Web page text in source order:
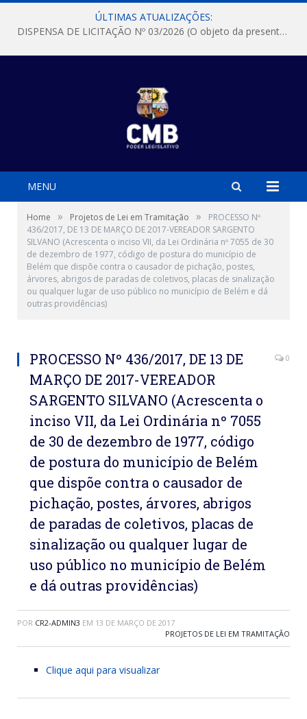
ÚLTIMAS ATUALIZAÇÕES:
DISPENSA DE LICITAÇÃO Nº 03/2026 (O objeto da presente dispensa é a escolha da proposta mais vantajosa para a aquisição, de aparelhos de ar condicionado, tipo Split, com material de instalação e fogão industrial, conforme condições, quantidades e exigências estabelecidas no termo de referencia e neste aviso de contratação direta e seus anexos)
MENU
Home » Projetos de Lei em Tramitação »
PROCESSO Nº
436/2017, DE 13 DE MARÇO DE 2017-VEREADOR SARGENTO
SILVANO (Acrescenta o inciso VII, da Lei Ordinária nº 7055 de 30
de dezembro de 1977, código de postura do município de
Belém que dispõe contra o causador de pichação, postes,
árvores, abrigos de paradas de coletivos, placas de sinalização
ou qualquer lugar de uso público no município de Belém e dá
outras providências)
PROCESSO Nº 436/2017, DE 13 DE
MARÇO DE 2017-VEREADOR
SARGENTO SILVANO (Acrescenta o
inciso VII, da Lei Ordinária nº 7055
de 30 de dezembro de 1977, código
de postura do município de Belém
que dispõe contra o causador de
pichação, postes, árvores, abrigos
de paradas de coletivos, placas de
sinalização ou qualquer lugar de
uso público no município de Belém
e dá outras providências)
0
POR CR2-ADMIN3 EM 13 DE MARÇO DE 2017
PROJETOS DE LEI EM TRAMITAÇÃO
Clique aqui para visualizar